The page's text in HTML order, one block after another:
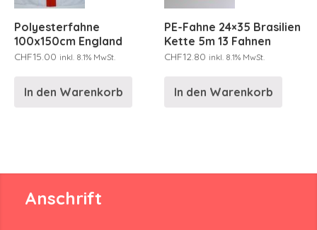
Polyesterfahne
100x150cm England
CHF15.00 inkl. 8.1% MwSt.
In den Warenkorb
PE-Fahne 24×35 Brasilien
Kette 5m 13 Fahnen
CHF12.80 inkl. 8.1% MwSt.
In den Warenkorb
Anschrift